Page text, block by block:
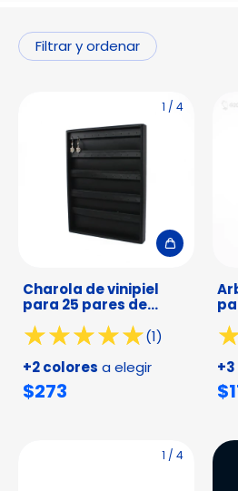
Filtrar y ordenar
1 / 4
Charola de vinipiel
para 25 pares de
(1)
+2 colores a elegir
$273
1 / 4